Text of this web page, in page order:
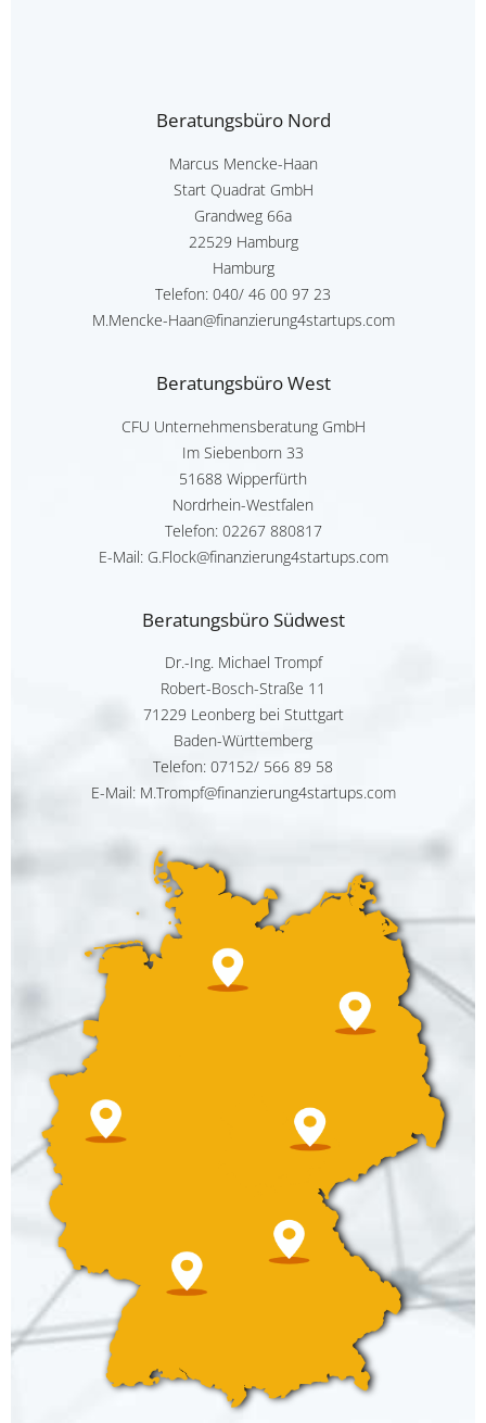
Beratungsbüro Nord
Marcus Mencke-Haan
Start Quadrat GmbH
Grandweg 66a
22529 Hamburg
Hamburg
Telefon: 040/ 46 00 97 23
M.Mencke-Haan@finanzierung4startups.com
Beratungsbüro West
CFU Unternehmensberatung GmbH
Im Siebenborn 33
51688 Wipperfürth
Nordrhein-Westfalen
Telefon: 02267 880817
E-Mail: G.Flock@finanzierung4startups.com
Beratungsbüro Südwest
Dr.-Ing. Michael Trompf
Robert-Bosch-Straße 11
71229 Leonberg bei Stuttgart
Baden-Württemberg
Telefon: 07152/ 566 89 58
E-Mail: M.Trompf@finanzierung4startups.com